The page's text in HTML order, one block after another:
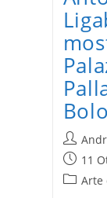
Autore
Articolo
11
Arte